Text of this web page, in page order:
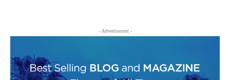
- Advertisment -